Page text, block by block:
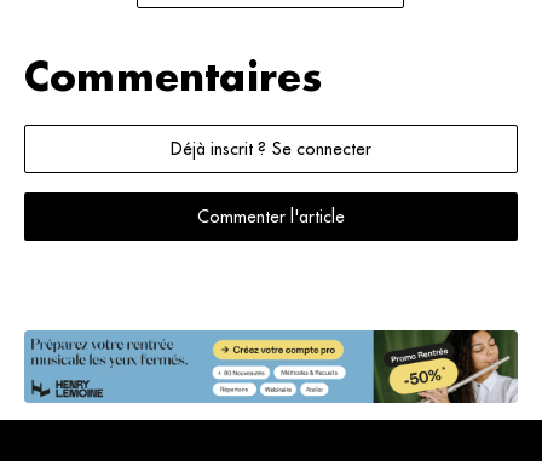
Commentaires
Déjà inscrit ? Se connecter
Commenter l'article